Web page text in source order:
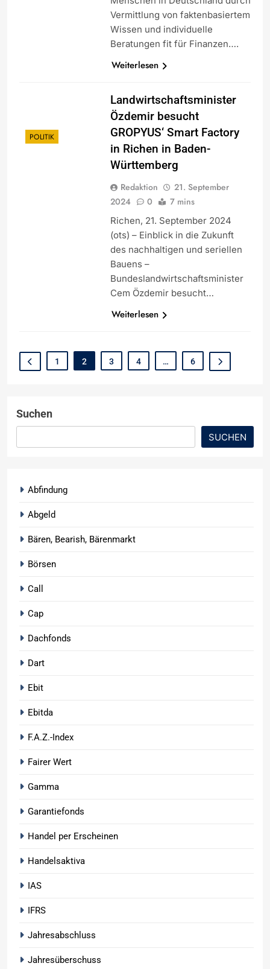
Vermittlung von faktenbasiertem
Wissen und individuelle
Beratungen fit für Finanzen….
Weiterlesen
POLITIK
Landwirtschaftsminister
Özdemir besucht
GROPYUS‘ Smart Factory
in Richen in Baden-
Württemberg
Redaktion
21. September
2024
0 7 mins
Richen, 21. September 2024
(ots) – Einblick in die Zukunft
des nachhaltigen und seriellen
Bauens –
Bundeslandwirtschaftsminister
Cem Özdemir besucht…
Weiterlesen
1 2 3 4 … 6
Suchen
SUCHEN
Abfindung
Abgeld
Bären, Bearish, Bärenmarkt
Börsen
Call
Cap
Dachfonds
Dart
Ebit
Ebitda
F.A.Z.-Index
Fairer Wert
Gamma
Garantiefonds
Handel per Erscheinen
Handelsaktiva
IAS
IFRS
Jahresabschluss
Jahresüberschuss